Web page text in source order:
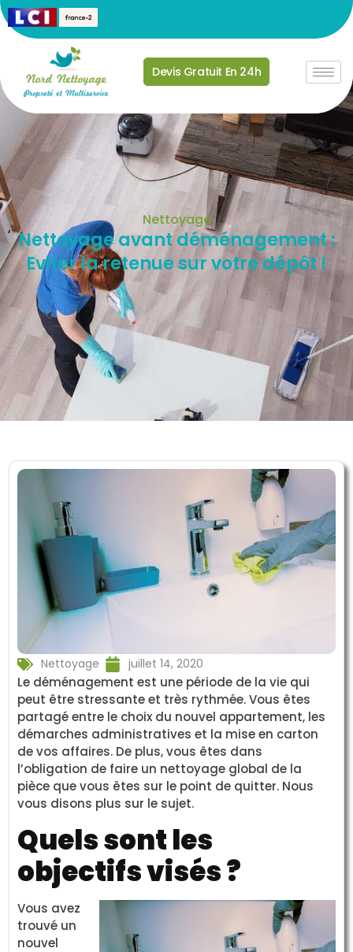
Devis Gratuit En 24h
Nettoyage
Nettoyage avant déménagement :
Eviter la retenue sur votre dépôt !
Nettoyage juillet 14, 2020
Le déménagement est une période de la vie qui
peut être stressante et très rythmée. Vous êtes
partagé entre le choix du nouvel appartement, les
démarches administratives et la mise en carton
de vos affaires. De plus, vous êtes dans
l’obligation de faire un nettoyage global de la
pièce que vous êtes sur le point de quitter. Nous
vous disons plus sur le sujet.
Quels sont les
objectifs visés ?
Vous avez
trouvé un
nouvel